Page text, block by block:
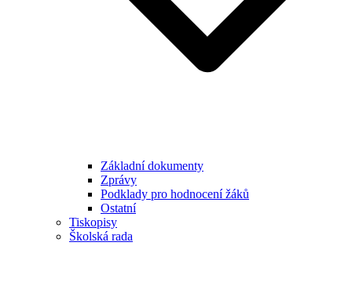
Základní dokumenty
Zprávy
Podklady pro hodnocení žáků
Ostatní
Tiskopisy
Školská rada